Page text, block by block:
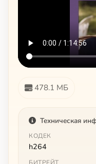
478.1 МБ
Техническая
КОДЕК
h264